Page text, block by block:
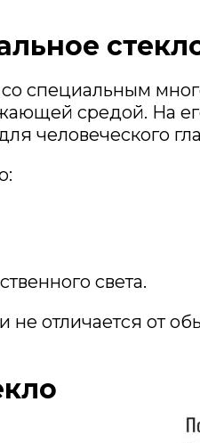
специальным
средой. На
человеческого
света.
отличается от